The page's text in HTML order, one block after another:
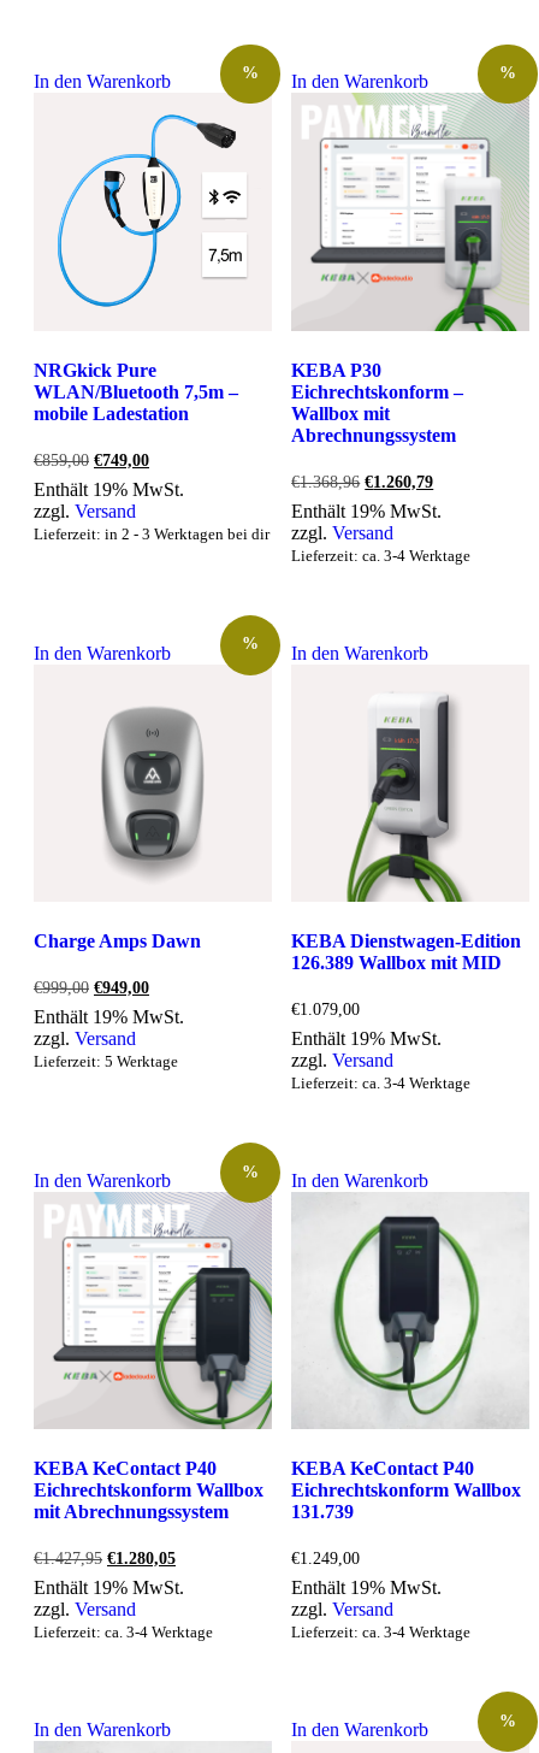
In den Warenkorb %
NRGkick Pure
WLAN/Bluetooth 7,5m –
mobile Ladestation
€859,00 Ursprünglicher
war:
€859,00
€749,00Aktueller
ist:
Enthält 19% MwSt.
zzgl. Versand
Lieferzeit: in 2 - 3 Werktagen bei dir
In den Warenkorb %
KEBA P30
Eichrechtskonform –
Wallbox mit
Abrechnungssystem
€1.368,96 Ursprünglicher
war:
€1.368,96
€1.260,79Aktueller
ist:
Enthält 19% MwSt.
zzgl.Versand
Lieferzeit: ca. 3-4 Werktage
In den Warenkorb %
Charge Amps Dawn
€999,00 Ursprünglicher
war:
€999,00
€949,00Aktueller
ist:
Enthält 19% MwSt.
zzgl. Versand
Lieferzeit: 5 Werktage
In den Warenkorb
KEBA Dienstwagen-Edition
126.389 Wallbox mit MID
€1.079,00
Enthält 19% MwSt.
zzgl.Versand
Lieferzeit: ca. 3-4 Werktage
In den Warenkorb %
KEBA KeContact P40
Eichrechtskonform Wallbox
mit Abrechnungssystem
€1.427,95 Ursprünglicher
Preis
war:
€1.427,95
€1.280,05Aktueller
ist:
Enthält 19% MwSt.
zzgl. Versand
Lieferzeit: ca. 3-4 Werktage
In den Warenkorb
KEBA KeContact P40
Eichrechtskonform Wallbox
131.739
€1.249,00
Enthält 19% MwSt.
zzgl.Versand
Lieferzeit: ca. 3-4 Werktage
In den Warenkorb In den Warenkorb %